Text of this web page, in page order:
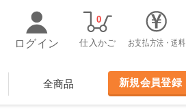
ログイン
仕入かご
0
お支払方法・送料
全商品 新規会員登録